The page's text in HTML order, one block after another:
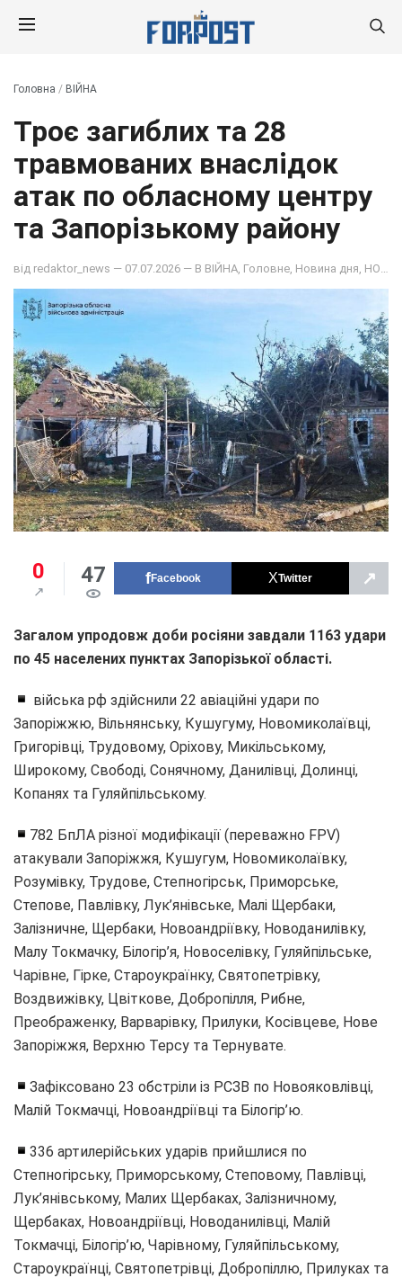
Головна / ВІЙНА
Троє загиблих та 28
травмованих внаслідок
атак по обласному центру
та Запорізькому району
від redaktor_news — 07.07.2026 — В ВІЙНА Головне Новина дня НОВИНИ
0 47 Facebook Twitter ↗
Загалом упродовж доби росіяни завдали 1163 удари
по 45 населених пунктах Запорізької області.
війська рф здійснили 22 авіаційні удари по
Запоріжжю, Вільнянську, Кушугуму, Новомиколаївці,
Григорівці, Трудовому, Оріхову, Микільському,
Широкому, Свободі, Сонячному, Данилівці, Долинці,
Копанях та Гуляйпільському.
782 БпЛА різної модифікації (переважно FPV)
атакували Запоріжжя, Кушугум, Новомиколаївку,
Розумівку, Трудове, Степногірськ, Приморське,
Степове, Павлівку, Лук’янівське, Малі Щербаки,
Залізничне, Щербаки, Новоандріївку, Новоданилівку,
Малу Токмачку, Білогір’я, Новоселівку, Гуляйпільське,
Чарівне, Гірке, Староукраїнку, Святопетрівку,
Воздвижівку, Цвіткове, Добропілля, Рибне,
Преображенку, Варварівку, Прилуки, Косівцеве, Нове
Запоріжжя, Верхню Терсу та Тернувате.
Зафіксовано 23 обстріли із РСЗВ по Новояковлівці,
Малій Токмачці, Новоандріївці та Білогір’ю.
336 артилерійських ударів прийшлися по
Степногірську, Приморському, Степовому, Павлівці,
Лук’янівському, Малих Щербаках, Залізничному,
Щербаках, Новоандріївці, Новоданилівці, Малій
Токмачці, Білогір’ю, Чарівному, Гуляйпільському,
Староукраїнці, Святопетрівці, Добропіллю, Прилуках та